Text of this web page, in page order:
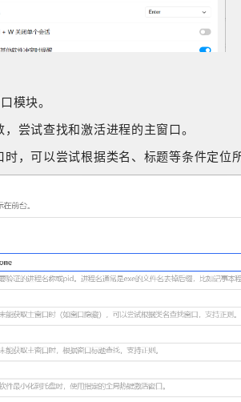
模块。
尝试查找和激活进程的主窗口。
，可以尝试根据类名、标题等条件定位